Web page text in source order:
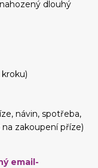
dlouhý
návin, spotřeba,
zakoupení příze)
email-